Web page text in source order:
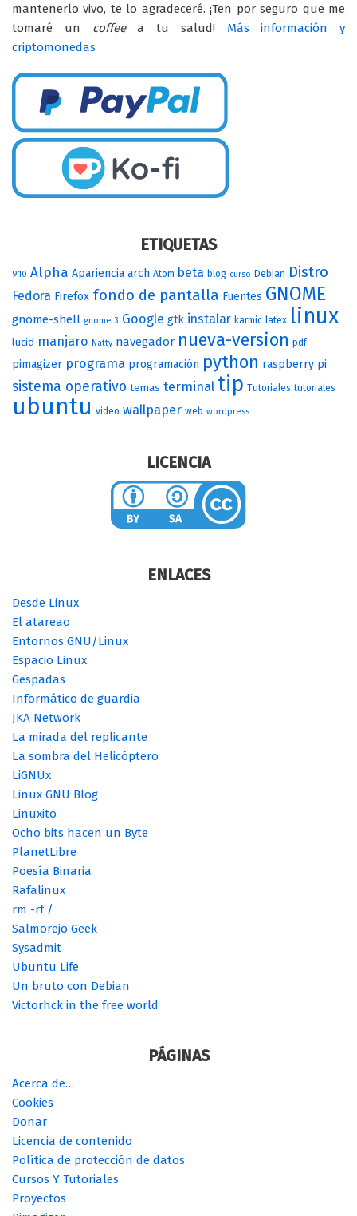
mantenerlo vivo, te lo agradeceré. ¡Ten por seguro que me
tomaré un coffeea tu salud! Más información y
criptomonedas
ETIQUETAS
9.10 Alpha Apariencia arch Atom beta blog curso Debian Distro
Fedora Firefox fondo de pantalla Fuentes GNOME
gnome-shell gnome 3 Google gtk instalar karmic latex linux
lucid manjaro Natty navegador nueva-version pdf
pimagizer programa programación python raspberry pi
sistema operativo temas terminal tip Tutoriales tutoriales
ubuntu video wallpaper web wordpress
LICENCIA
ENLACES
Desde Linux
El atareao
Entornos GNU/Linux
Espacio Linux
Gespadas
Informático de guardia
JKA Network
La mirada del replicante
La sombra del Helicóptero
LiGNUx
Linux GNU Blog
Linuxito
Ocho bits hacen un Byte
PlanetLibre
Poesía Binaria
Rafalinux
rm -rf /
Salmorejo Geek
Sysadmit
Ubuntu Life
Un bruto con Debian
Victorhck in the free world
PÁGINAS
Acerca de…
Cookies
Donar
Licencia de contenido
Política de protección de datos
Cursos Y Tutoriales
Proyectos